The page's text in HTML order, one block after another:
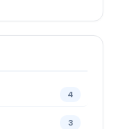
4
3